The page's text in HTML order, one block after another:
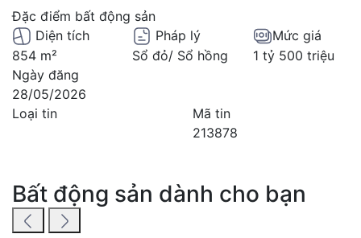
Đặc điểm bất động sản
Diện tích
854 m²
Pháp lý
Sổ đỏ/ Sổ hồng
Mức giá
1 tỷ 500 triệu
Ngày đăng
28/05/2026
Loại tin
Mã tin
213878
Bất động sản dành cho bạn